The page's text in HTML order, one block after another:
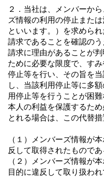
２．当社は、メンバーか
ズ情報の利用の停止また
といいます。）を求めら
請求であることを確認の
請求に理由があることが
ために必要な限度で、す
停止等を行い、その旨を
し、当該利用停止等に多
用停止等を行うことが困
本人の利益を保護するた
とれる場合は、この代替
（１）メンバーズ情報が
反して取得されたものであ
（２）メンバーズ情報が
目的に違反して取り扱われ